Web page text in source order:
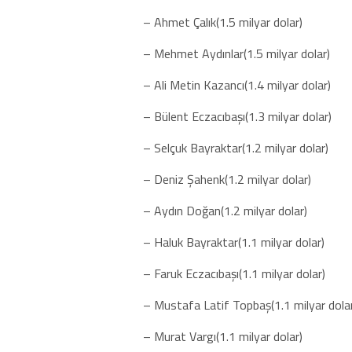
– Ahmet Çalık(1.5 milyar dolar)
– Mehmet Aydınlar(1.5 milyar dolar)
– Ali Metin Kazancı(1.4 milyar dolar)
– Bülent Eczacıbaşı(1.3 milyar dolar)
– Selçuk Bayraktar(1.2 milyar dolar)
– Deniz Şahenk(1.2 milyar dolar)
– Aydın Doğan(1.2 milyar dolar)
– Haluk Bayraktar(1.1 milyar dolar)
– Faruk Eczacıbaşı(1.1 milyar dolar)
– Mustafa Latif Topbaş(1.1 milyar
– Murat Vargı(1.1 milyar dolar)